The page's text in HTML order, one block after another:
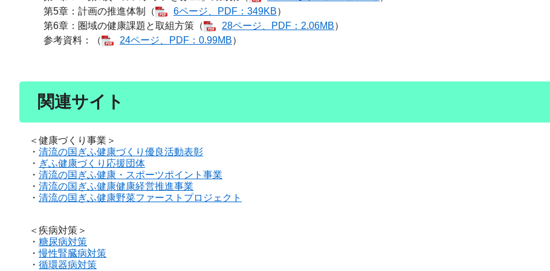
第5章：計画の推進体制（
6ページ、PDF：349KB）
第6章：圏域の健康課題と取組方策（
28ページ、PDF：2.06MB）
参考資料：（
24ページ、PDF：0.99MB）
関連サイト
＜健康づくり事業＞
・ 清流の国ぎふ健康づくり優良活動表彰
・ ぎふ健康づくり応援団体
・ 清流の国ぎふ健康・スポーツポイント事業
・ 清流の国ぎふ健康健康経営推進事業
・ 清流の国ぎふ健康野菜ファーストプロジェクト
＜疾病対策＞
​・ 糖尿病対策
・慢性腎臓病対策
・ 循環器病対策